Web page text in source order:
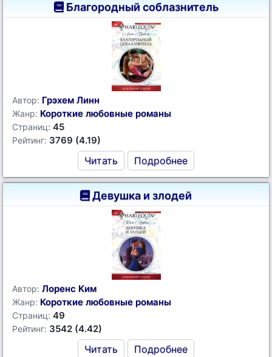
Благородный соблазнитель
Автор: Грэхем Линн
Жанр: Короткие любовные романы
Страниц: 45
Рейтинг: 3769 (4.19)
Читать Подробнее
Девушка и злодей
Автор: Лоренс Ким
Жанр: Короткие любовные романы
Страниц: 49
Рейтинг: 3542 (4.42)
Читать Подробнее